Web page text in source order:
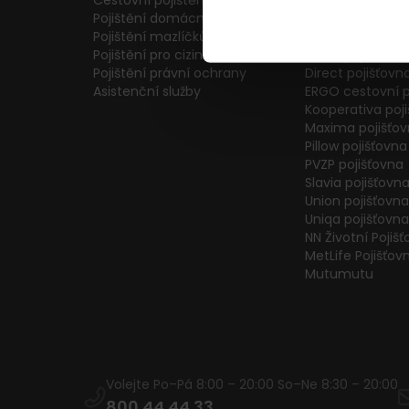
Pojištění domácnosti
Pojištění mazlíčků
Pojištění pro cizince
Pojištění právní ochrany
Asistenční služby
Direct
ERGO cestovní
Kooperativa
Maxima
Pillow pojišťovna
PVZP pojišťovna
Slavia pojišťovna
Union pojišťovna
Uniqa pojišťovna
NN Životní
MetLife
Mutumutu
Volejte Po–Pá 8:00 – 20:00 So–Ne 8:30 – 20:00